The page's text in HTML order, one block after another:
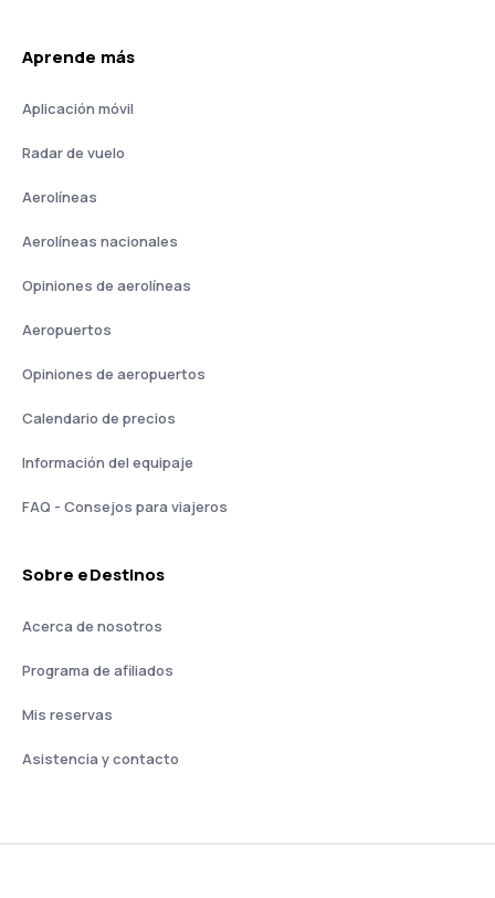
Aprende más
Aplicación móvil
Radar de vuelo
Aerolíneas
Aerolíneas nacionales
Opiniones de aerolíneas
Aeropuertos
Opiniones de aeropuertos
Calendario de precios
Información del equipaje
FAQ - Consejos para viajeros
Sobre eDestinos
Acerca de nosotros
Programa de afiliados
Mis reservas
Asistencia y contacto